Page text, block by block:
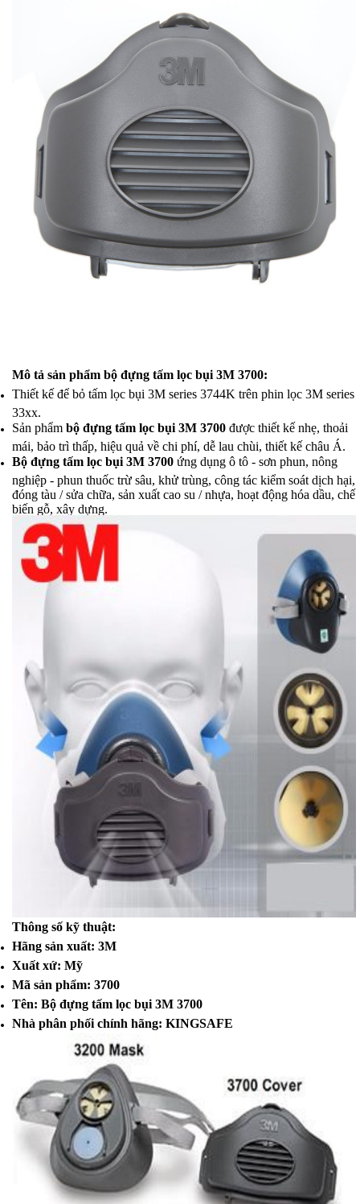
Mô tả sản phẩm bộ đựng tấm lọc bụi 3M 3700:
Thiết kế để bỏ tấm lọc bụi 3M series 3744K trên phin lọc 3M series
33xx.
Sản phẩm bộ đựng tấm lọc bụi 3M 3700 được thiết kế nhẹ, thoải
mái, bảo trì thấp, hiệu quả về chi phí, dễ lau chùi, thiết kế châu Á.
Bộ đựng tấm lọc bụi 3M 3700 ứng dụng ô tô - sơn phun, nông
nghiệp - phun thuốc trừ sâu, khử trùng, công tác kiểm soát dịch hại,
đóng tàu / sửa chữa, sản xuất cao su / nhựa, hoạt động hóa dầu, chế
biến gỗ, xây dựng.
Thông số kỹ thuật:
Hãng sản xuất: 3M
Xuất xứ: Mỹ
Mã sản phẩm: 3700
Tên: Bộ đựng tấm lọc bụi 3M 3700
Nhà phân phối chính hãng: KINGSAFE